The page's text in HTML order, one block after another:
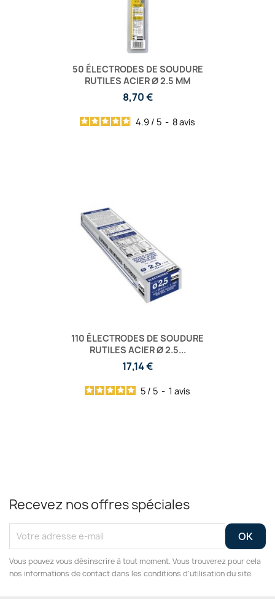
50 ÉLECTRODES DE SOUDURE
RUTILES ACIER Ø 2.5 MM
8,70 €
4.9 / 5 - 8avis
110 ÉLECTRODES DE SOUDURE
RUTILES ACIER Ø 2.5...
17,14 €
5 / 5 - 1 avis
Recevez nos offres spéciales
Vous pouvez vous désinscrire à tout moment. Vous trouverez pour cela
nos informations de contact dans les conditions d'utilisation du site.